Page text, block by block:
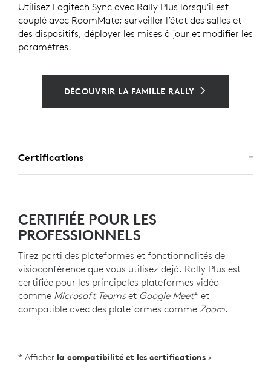
Utilisez Logitech Sync avec Rally Plus lorsqu'il est
couplé avec RoomMate; surveiller l’état des salles et
des dispositifs, déployer les mises à jour et modifier les
paramètres.
DÉCOUVRIR LA FAMILLE RALLY
Certifications
CERTIFIÉE POUR LES
PROFESSIONNELS
Tirez parti des plateformes et fonctionnalités de
visioconférence que vous utilisez déjà. Rally Plus est
certifiée pour les principales plateformes vidéo
comme Microsoft Teamset Google Meet* et
compatible avec des plateformes comme Zoom.
* Afficher la compatibilité et les certifications >